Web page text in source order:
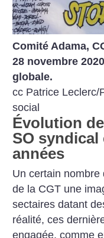
Comité Adama,
28 novembre
globale.
cc Patrice Leclerc/
social
Évolution
SO syndical
années
Un certain nombre
de la CGT une
sectaires datant
réalité, ces
engagée, comme